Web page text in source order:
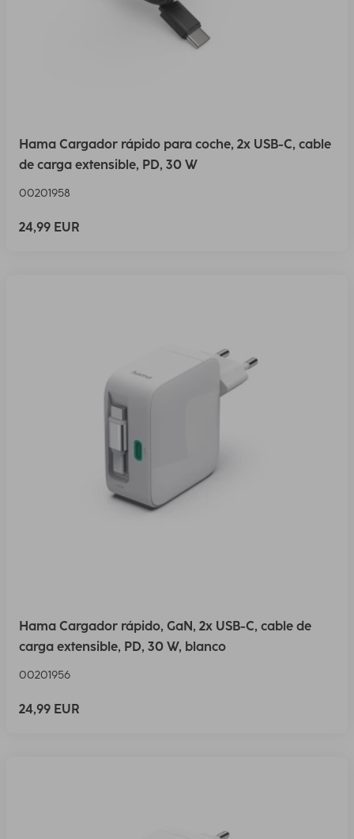
Hama Cargador rápido para coche, 2x USB-C, cable
de carga extensible, PD, 30 W
00201958
24,99 EUR
Hama Cargador rápido, GaN, 2x USB-C, cable de
carga extensible, PD, 30 W, blanco
00201956
24,99 EUR